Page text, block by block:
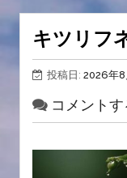
キツリフ
投稿日: 2026年8
コメントす